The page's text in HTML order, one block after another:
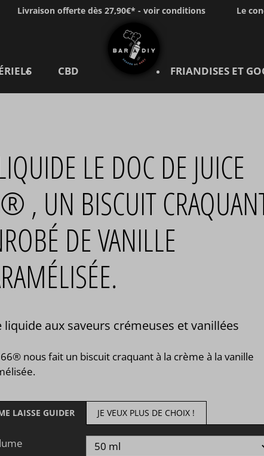
Livraison offerte dès 27,90€* - voir conditions Le
CBD FRIANDISES ET
LE DOC DE JUICE
, UN BISCUIT
DE VANILLE
liquide aux saveurs crémeuses et vanillées
66® nous fait un biscuit craquant à la crème à la vanille
LAISSE GUIDER JE VEUX PLUS DE CHOIX !